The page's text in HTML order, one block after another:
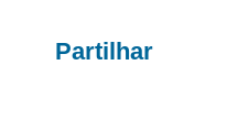
Partilhar